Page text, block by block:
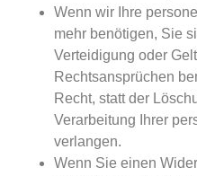
Wenn wir Ihre
mehr benötigen, Sie
Verteidigung oder
Rechtsansprüchen
Recht, statt der
Verarbeitung Ihrer
verlangen.
Wenn Sie einen